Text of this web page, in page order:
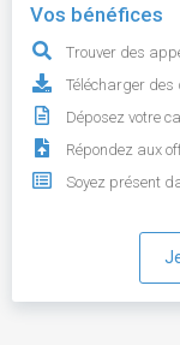
Vos bénéfices
Trouver des
Télécharger
Déposez votre
Répondez aux
Soyez présent